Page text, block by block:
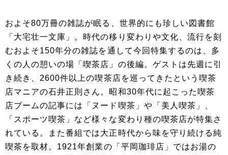
およそ80万冊の雑誌が眠る、世界的にも珍しい図書館
「大宅壮一文庫」。時代の移り変わりや文化、流行を刻
むおよそ150年分の雑誌を通して今回特集するのは、多
くの人の憩いの場「喫茶店」の後編。ゲストは先週に引
き続き、2600件以上の喫茶店を巡ってきたという喫茶
店マニアの石井正則さん。昭和30年代に起こった喫茶
店ブームの記事には「ヌード喫茶」や「美人喫茶」、
「スポーツ喫茶」など様々な変わり種の喫茶店が特集さ
れている。また番組では大正時代から味を守り続ける純
喫茶を取材。1921年創業の「平岡珈琲店」ではお湯の